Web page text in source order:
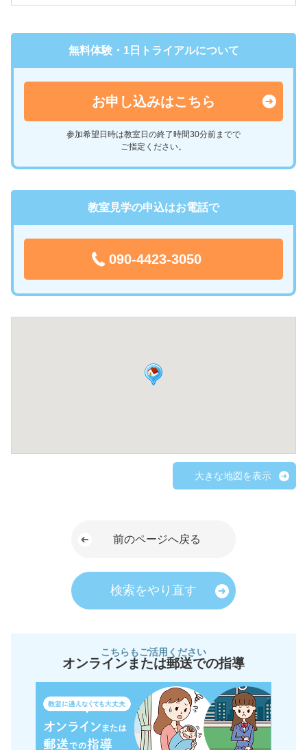
無料体験・1日トライアルについて
お申し込みはこちら
参加希望日時は教室日の終了時間30分前までで
ご指定ください。
教室見学の申込はお電話で
090-4423-3050
大きな地図を表示
前のページへ戻る
検索をやり直す
こちらもご活用ください
オンラインまたは郵送での指導